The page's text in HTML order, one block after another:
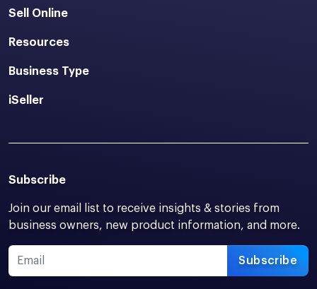
Sell Online
Resources
Business Type
iSeller
Subscribe
Join our email list to receive insights & stories from
business owners, new product information, and more.
Subscribe